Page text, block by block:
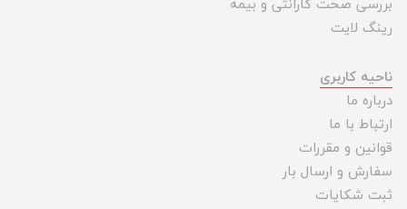
بررسی صحت گارانتی و بیمه
رینگ لایت
ناحیه کاربری
درباره ما
ارتباط با ما
قوانین و مقررات
سفارش و ارسال بار
ثبت شکایات